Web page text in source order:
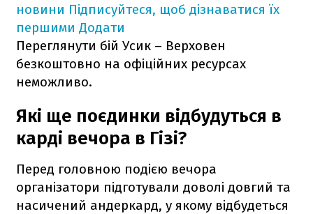
новини Підписуйтеся, щоб дізнаватися їх
першими Додати
Переглянути бій Усик – Верховен
безкоштовно на офіційних ресурсах
неможливо.
Які ще поєдинки відбудуться в
карді вечора в Гізі?
Перед головною подією вечора
організатори підготували доволі довгий та
насичений андеркард, у якому відбудеться